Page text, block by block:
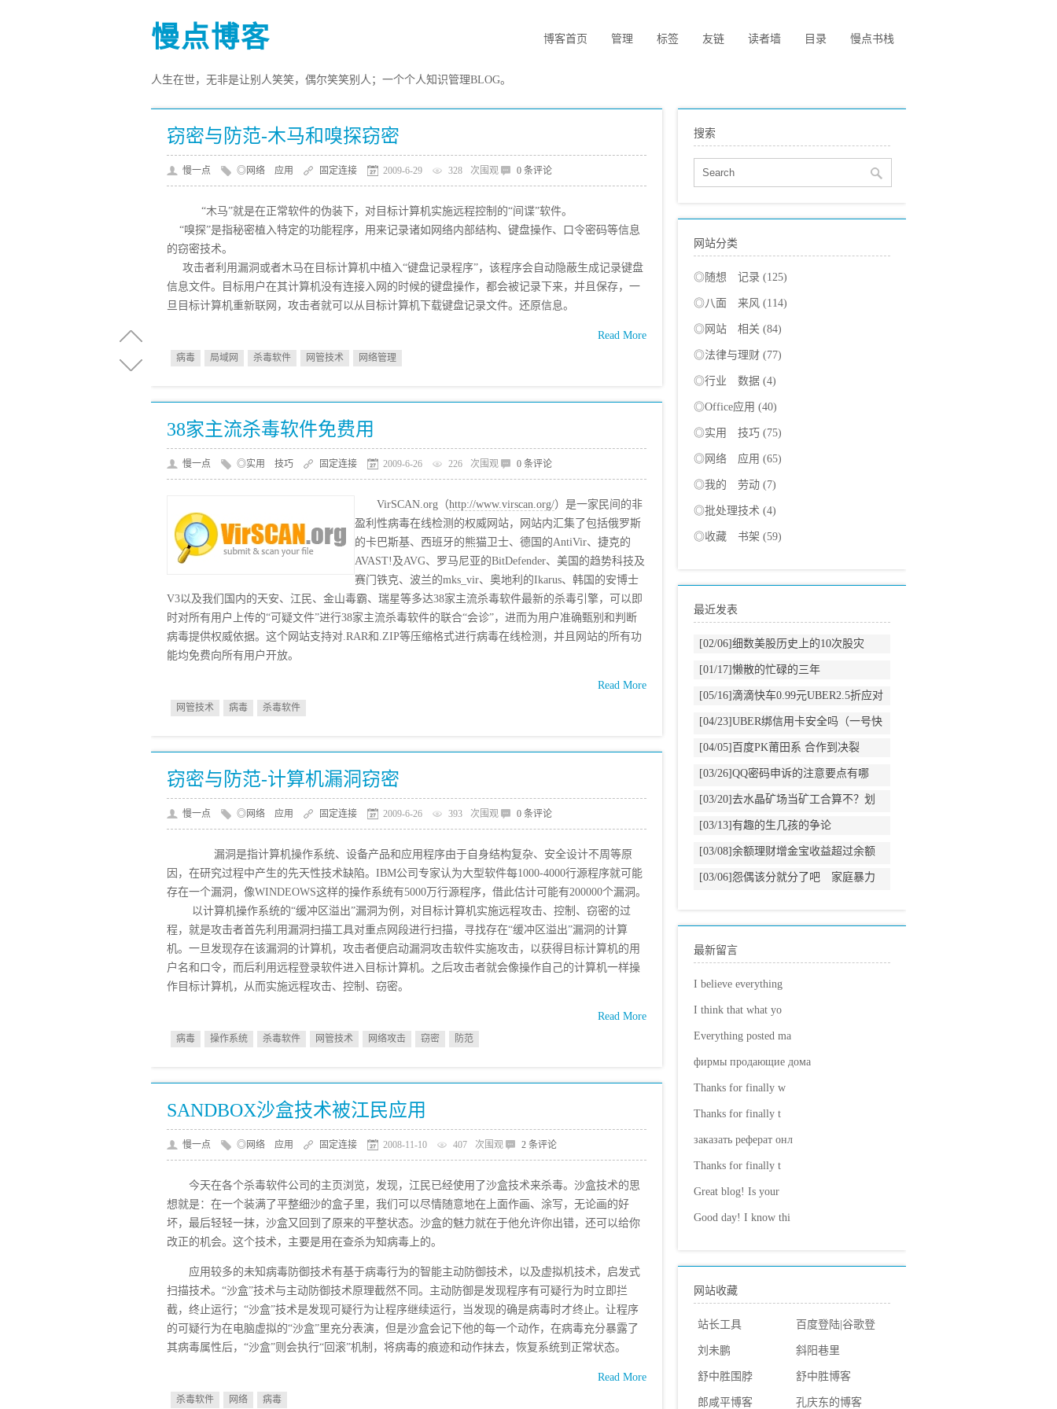
慢点博客
人生在世，无非是让别人笑笑，偶尔笑笑别人；一个个人知识管理BLOG。
博客首页 管理 标签 友链 读者墙 目录 慢点书栈
窃密与防范-木马和嗅探窃密
慢一点 ◎网络 应用 固定连接 2009-6-29 328 次围观 0 条评论
“木马”就是在正常软件的伪装下，对目标计算机实施远程控制的“间谍”软件。
“嗅探”是指秘密植入特定的功能程序，用来记录诸如网络内部结构、键盘操作、口令密码等信息
的窃密技术。
攻击者利用漏洞或者木马在目标计算机中植入“键盘记录程序”，该程序会自动隐蔽生成记录键盘
信息文件。目标用户在其计算机没有连接入网的时候的键盘操作，都会被记录下来，并且保存，一
旦目标计算机重新联网，攻击者就可以从目标计算机下载键盘记录文件。还原信息。
Read More
病毒 局域网 杀毒软件 网管技术 网络管理
38家主流杀毒软件免费用
慢一点 ◎实用 技巧 固定连接 2009-6-26 226 次围观 0 条评论
VirSCAN.org（http://www.virscan.org/）是一家民间的非
盈利性病毒在线检测的权威网站，网站内汇集了包括俄罗斯
的卡巴斯基、西班牙的熊猫卫士、德国的AntiVir、捷克的
AVAST!及AVG、罗马尼亚的BitDefender、美国的趋势科技及
赛门铁克、波兰的mks_vir、奥地利的Ikarus、韩国的安博士
V3以及我们国内的天安、江民、金山毒霸、瑞星等多达38家主流杀毒软件最新的杀毒引擎，可以即
时对所有用户上传的“可疑文件”进行38家主流杀毒软件的联合“会诊”，进而为用户准确甄别和判断
病毒提供权威依据。这个网站支持对.RAR和.ZIP等压缩格式进行病毒在线检测，并且网站的所有功
能均免费向所有用户开放。
Read More
网管技术 病毒 杀毒软件
窃密与防范-计算机漏洞窃密
慢一点 ◎网络 应用 固定连接 2009-6-26 393 次围观 0 条评论
漏洞是指计算机操作系统、设备产品和应用程序由于自身结构复杂、安全设计不周等原
因，在研究过程中产生的先天性技术缺陷。IBM公司专家认为大型软件每1000-4000行源程序就可能
存在一个漏洞，像WINDEOWS这样的操作系统有5000万行源程序，借此估计可能有200000个漏洞。
以计算机操作系统的“缓冲区溢出”漏洞为例，对目标计算机实施远程攻击、控制、窃密的过
程，就是攻击者首先利用漏洞扫描工具对重点网段进行扫描，寻找存在“缓冲区溢出”漏洞的计算
机。一旦发现存在该漏洞的计算机，攻击者便启动漏洞攻击软件实施攻击，以获得目标计算机的用
户名和口令，而后利用远程登录软件进入目标计算机。之后攻击者就会像操作自己的计算机一样操
作目标计算机，从而实施远程攻击、控制、窃密。
Read More
病毒 操作系统 杀毒软件 网管技术 网络攻击 窃密 防范
SANDBOX沙盒技术被江民应用
慢一点 ◎网络 应用 固定连接 2008-11-10 407 次围观 2 条评论
今天在各个杀毒软件公司的主页浏览，发现，江民已经使用了沙盒技术来杀毒。沙盒技术的思
想就是：在一个装满了平整细沙的盒子里，我们可以尽情随意地在上面作画、涂写，无论画的好
坏，最后轻轻一抹，沙盒又回到了原来的平整状态。沙盒的魅力就在于他允许你出错，还可以给你
改正的机会。这个技术，主要是用在查杀为知病毒上的。
应用较多的未知病毒防御技术有基于病毒行为的智能主动防御技术，以及虚拟机技术，启发式
扫描技术。“沙盒”技术与主动防御技术原理截然不同。主动防御是发现程序有可疑行为时立即拦
截，终止运行；“沙盒”技术是发现可疑行为让程序继续运行，当发现的确是病毒时才终止。让程序
的可疑行为在电脑虚拟的“沙盒”里充分表演，但是沙盒会记下他的每一个动作，在病毒充分暴露了
其病毒属性后，“沙盒”则会执行“回滚”机制，将病毒的痕迹和动作抹去，恢复系统到正常状态。
Read More
杀毒软件 网络 病毒
搜索
网站分类
◎随想 记录 (125)
◎八面 来风 (114)
◎网站 相关 (84)
◎法律与理财 (77)
◎行业 数据 (4)
◎Office应用 (40)
◎实用 技巧 (75)
◎网络 应用 (65)
◎我的 劳动 (7)
◎批处理技术 (4)
◎收藏 书架 (59)
最近发表
[02/06]细数美股历史上的10次股灾
[01/17]懒散的忙碌的三年
[05/16]滴滴快车0.99元UBER2.5折应对
[04/23]UBER绑信用卡安全吗（一号快
车和UBER使用感受）
[04/05] 百度PK莆田系 合作到决裂
[03/26]QQ密码申诉的注意要点有哪
些？
[03/20]去水晶矿场当矿工合算不？划
算不？
[03/13]有趣的生几孩的争论
[03/08]余额理财增金宝收益超过余额
宝
[03/06]怨偶该分就分了吧 家庭暴力
最新留言
I believe everything
I think that what yo
Everything posted ma
фирмы продающие дома
Thanks for finally w
Thanks for finally t
заказать реферат онл
Thanks for finally t
Great blog! Is your
Good day! I know thi
网站收藏
站长工具 百度登陆 谷歌登
陆
刘未鹏 斜阳巷里
舒中胜围脖 舒中胜博客
郎咸平博客 孔庆东的博客